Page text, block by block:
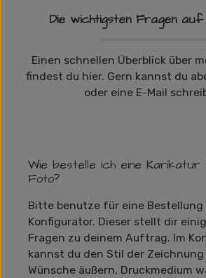
Die wichtigsten Fragen auf
Einen schnellen Überblick über
findest du hier. Gern kannst du
oder eine E-Mail
Wie bestelle ich eine Karikatur
Foto?
Bitte benutze für eine Bestellung
Konfigurator. Dieser stellt dir
Fragen zu deinem Auftrag. Im
kannst du den Stil der
Wünsche äußern, Druckmedium